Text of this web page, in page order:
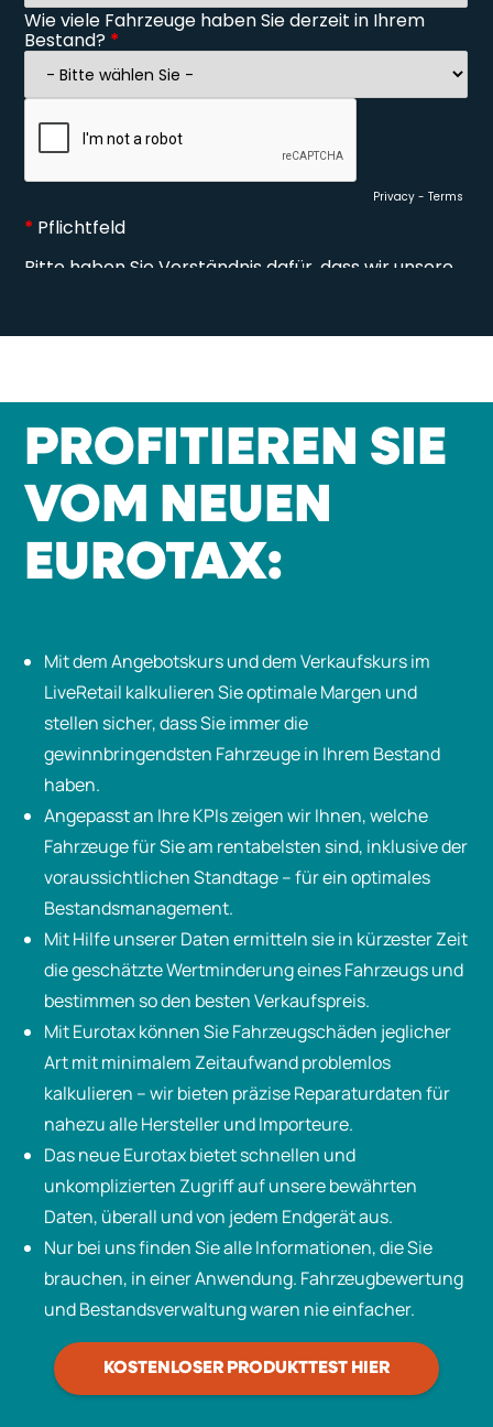
PROFITIEREN SIE
VOM NEUEN
EUROTAX:
Mit dem Angebotskurs und dem Verkaufskurs im
LiveRetail kalkulieren Sie optimale Margen und
stellen sicher, dass Sie immer die
gewinnbringendsten Fahrzeuge in Ihrem Bestand
haben.
Angepasst an Ihre KPIs zeigen wir Ihnen, welche
Fahrzeuge für Sie am rentabelsten sind, inklusive der
voraussichtlichen Standtage – für ein optimales
Bestandsmanagement.
Mit Hilfe unserer Daten ermitteln sie in kürzester Zeit
die geschätzte Wertminderung eines Fahrzeugs und
bestimmen so den besten Verkaufspreis.
Mit Eurotax können Sie Fahrzeugschäden jeglicher
Art mit minimalem Zeitaufwand problemlos
kalkulieren – wir bieten präzise Reparaturdaten für
nahezu alle Hersteller und Importeure.
Das neue Eurotax bietet schnellen und
unkomplizierten Zugriff auf unsere bewährten
Daten, überall und von jedem Endgerät aus.
Nur bei uns finden Sie alle Informationen, die Sie
brauchen, in einer Anwendung. Fahrzeugbewertung
und Bestandsverwaltung waren nie einfacher.
KOSTENLOSER PRODUKTTEST HIER